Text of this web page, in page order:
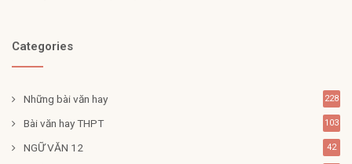
Categories
Những bài văn hay 228
Bài văn hay THPT 103
NGỮ VĂN 12 42